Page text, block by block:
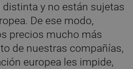
distinta y no están sujetas
De ese modo,
precios mucho más
de nuestras compañías,
europea les impide,